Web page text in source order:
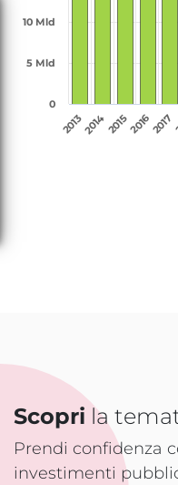
20132014201520162017
0
5 Mld
10 Mld
Scopri la
Prendi confidenza
investimenti